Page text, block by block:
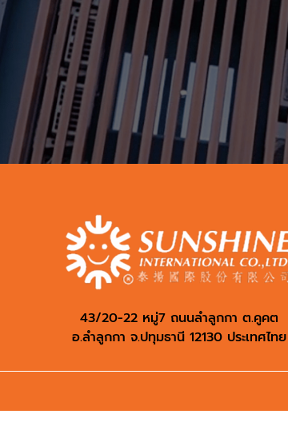
43/20-22 หมู่7 ถนนลำลูกกา ต.คูคต
อ.ลำลูกกา จ.ปทุมธานี 12130 ประเทศไทย